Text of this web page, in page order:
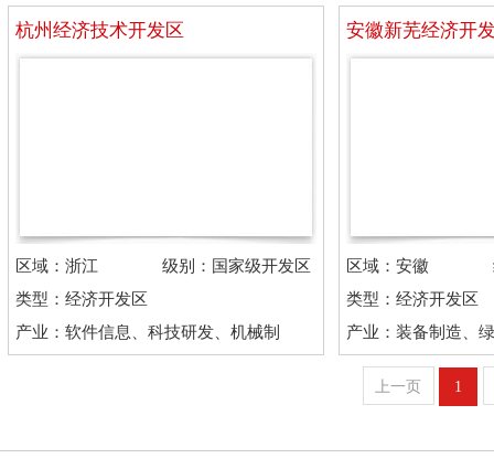
杭州经济技术开发区
区域：浙江
级别：国家级开发区
类型：经济开发区
产业：软件信息、科技研发、机械制
造、生物科技
安徽新芜经济开
区域：安徽
类型：经济开发区
产业：装备制造、
器、通用航空
上一页 1